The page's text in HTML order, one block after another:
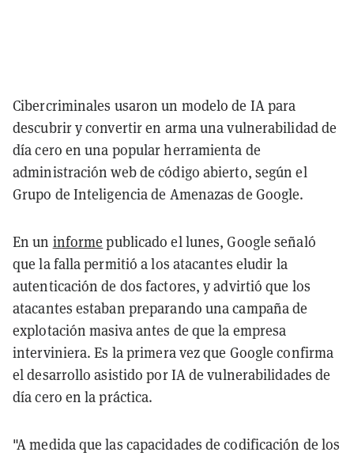
Cibercriminales usaron un modelo de IA para
descubrir y convertir en arma una vulnerabilidad de
día cero en una popular herramienta de
administración web de código abierto, según el
Grupo de Inteligencia de Amenazas de Google.
En un informe publicado el lunes, Google señaló
que la falla permitió a los atacantes eludir la
autenticación de dos factores, y advirtió que los
atacantes estaban preparando una campaña de
explotación masiva antes de que la empresa
interviniera. Es la primera vez que Google confirma
el desarrollo asistido por IA de vulnerabilidades de
día cero en la práctica.
"A medida que las capacidades de codificación de los